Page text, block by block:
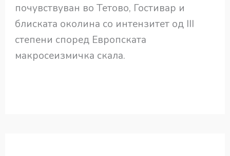
почувствуван во Тетово, Гостивар и
блиската околина со интензитет од III
степени според Европската
макросеизмичка скала.